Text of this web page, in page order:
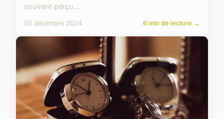
souvent perçu...
20 décembre 2024 6 min de lecture →